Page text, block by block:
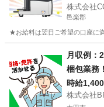
株式会社
邑楽郡
★お給料は翌日ご希望の口座に
物流
月収例：
梱包業務
土日祝休
費会社負
時給
株式会社